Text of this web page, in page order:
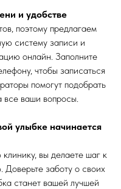
и удобстве
поэтому предлагаем
систему записи и
онлайн. Заполните
чтобы записаться
помогут подобрать
все ваши вопросы.
улыбке начинается
вы делаете шаг к
Доверьте заботу о своих
станет вашей лучшей